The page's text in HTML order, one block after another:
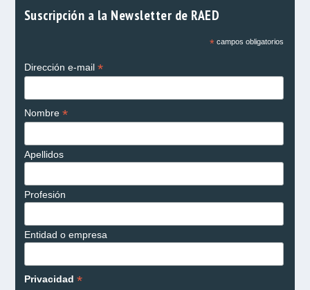
Suscripción a la Newsletter de RAED
*campos obligatorios
Dirección e-mail *
Nombre *
Apellidos
Profesión
Entidad o empresa
Privacidad *